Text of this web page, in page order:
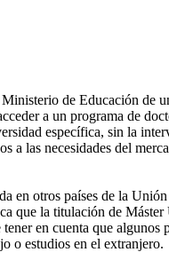
de Educación
a un programa de
específica, sin la
las necesidades del
otros países de la
que la titulación de
en cuenta que
o estudios en el extranjero.